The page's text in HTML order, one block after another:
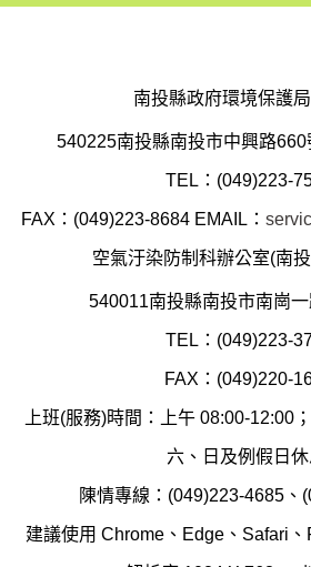
南投縣政府環境保護
540225南投縣南投市中興路
TEL：(049)223-
FAX：(049)223-8684 EMAIL：
空氣汙染防制科辦公室(南
540011南投縣南投市南崗
TEL：(049)223-
FAX：(049)220-
上班(服務)時間：上午 08:00-12:00
六、日及例假日
陳情專線：(049)223-4685、
建議使用 Chrome、Edge、Safari